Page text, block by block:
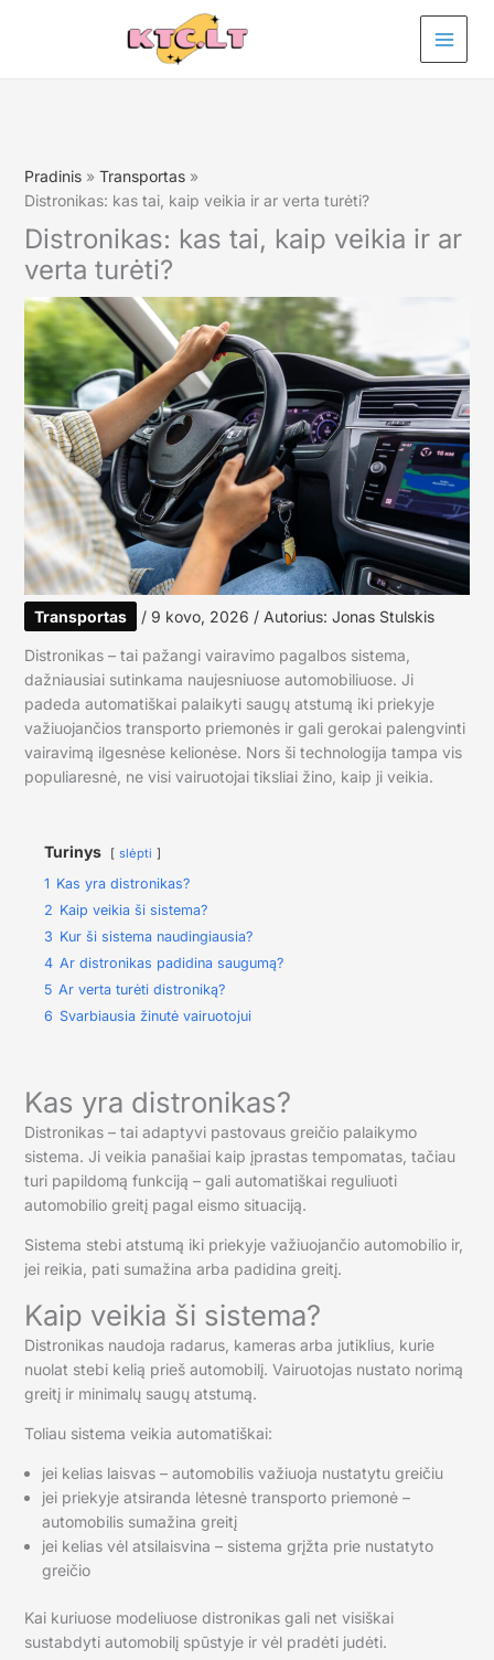
Pradinis
Transportas
Distronikas: kas tai, kaip veikia ir ar verta turėti?
Distronikas: kas tai, kaip veikia ir ar
verta turėti?
Transportas / 9 kovo, 2026 / Autorius: Jonas Stulskis
Distronikas – tai pažangi vairavimo pagalbos sistema,
dažniausiai sutinkama naujesniuose automobiliuose. Ji
padeda automatiškai palaikyti saugų atstumą iki priekyje
važiuojančios transporto priemonės ir gali gerokai palengvinti
vairavimą ilgesnėse kelionėse. Nors ši technologija tampa vis
populiaresnė, ne visi vairuotojai tiksliai žino, kaip ji veikia.
Turinys slėpti
1 Kas yra distronikas?
2 Kaip veikia ši sistema?
3 Kur ši sistema naudingiausia?
4 Ar distronikas padidina saugumą?
5 Ar verta turėti distroniką?
6 Svarbiausia žinutė vairuotojui
Kas yra distronikas?
Distronikas – tai adaptyvi pastovaus greičio palaikymo
sistema. Ji veikia panašiai kaip įprastas tempomatas, tačiau
turi papildomą funkciją – gali automatiškai reguliuoti
automobilio greitį pagal eismo situaciją.
Sistema stebi atstumą iki priekyje važiuojančio automobilio ir,
jei reikia, pati sumažina arba padidina greitį.
Kaip veikia ši sistema?
Distronikas naudoja radarus, kameras arba jutiklius, kurie
nuolat stebi kelią prieš automobilį. Vairuotojas nustato norimą
greitį ir minimalų saugų atstumą.
Toliau sistema veikia automatiškai:
jei kelias laisvas – automobilis važiuoja nustatytu greičiu
jei priekyje atsiranda lėtesnė transporto priemonė –
automobilis sumažina greitį
jei kelias vėl atsilaisvina – sistema grįžta prie nustatyto
greičio
Kai kuriuose modeliuose distronikas gali net visiškai
sustabdyti automobilį spūstyje ir vėl pradėti judėti.